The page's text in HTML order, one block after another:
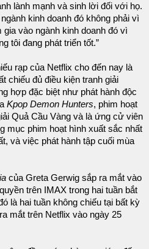
lành mạnh và sinh lời đối với họ.
kinh doanh đó không phải vì
vào ngành kinh doanh đó vì
tôi đang phát triển tốt.”
rạp của Netflix cho đến nay là
chiếu đủ điều kiện tranh giải
hợp đặc biệt như phát hành độc
Kpop Demon Hunters, phim hoạt
Quả Cầu Vàng và là ứng cử viên
mục phim hoạt hình xuất sắc nhất
và việc phát hành tập cuối mùa
của Greta Gerwig sắp ra mắt vào
trên IMAX trong hai tuần bắt
là hai tuần không chiếu tại bất kỳ
mắt trên Netflix vào ngày 25